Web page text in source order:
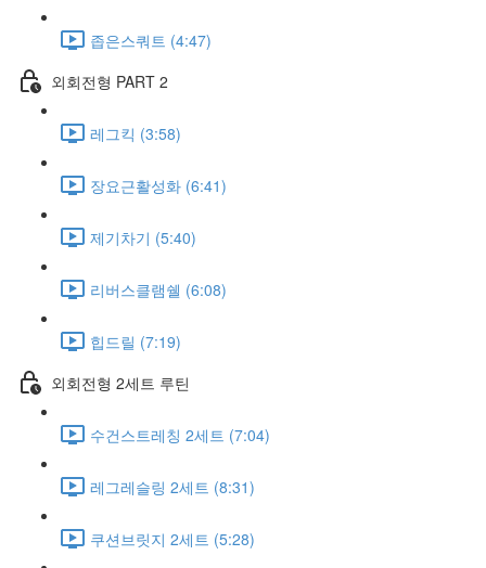
좁은스쿼트 (4:47)
외회전형 PART 2
레그킥 (3:58)
장요근활성화 (6:41)
제기차기 (5:40)
리버스클램쉘 (6:08)
힙드릴 (7:19)
외회전형 2세트 루틴
수건스트레칭 2세트 (7:04)
레그레슬링 2세트 (8:31)
쿠션브릿지 2세트 (5:28)